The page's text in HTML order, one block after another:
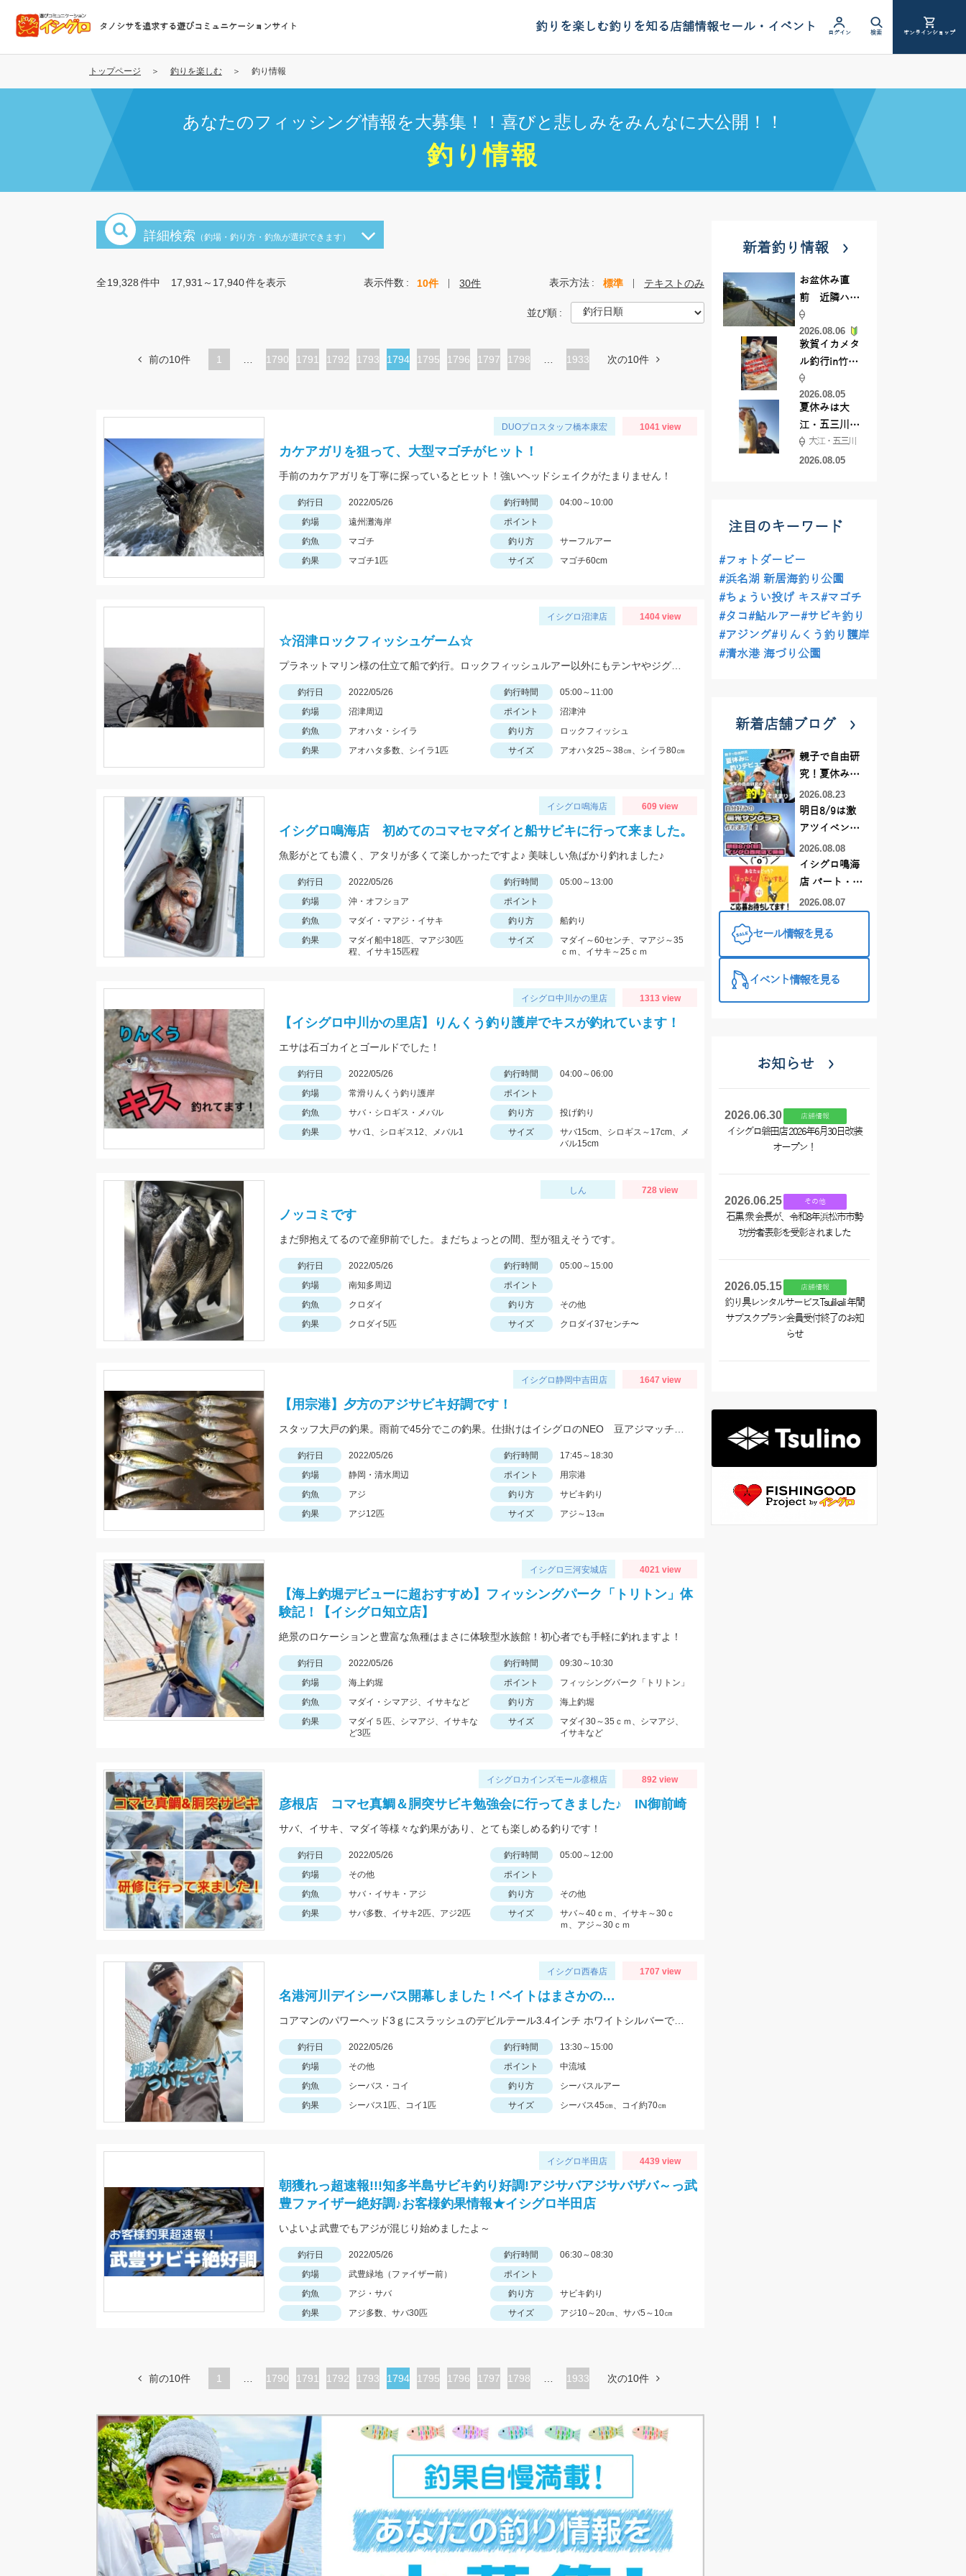
コ
テ
タノシサを追求する遊びコミュニケーションサイト 釣りを楽しむ釣りを知る店舗情報セール・イベント ログイン 検索 オンラインショップ
トップページ 釣りを楽しむ 釣り情報
あなたのフィッシング情報を大募集！！喜びと悲しみをみんなに大公開！！
釣り情報
詳細検索 （釣場・釣り方・釣魚が選択できます）
全19,328件中 17,931～17,940件を表示 表示件数 10件 30件 表示方法 標準 テキストのみ
並び順
前の10件 1
ペ
1790
ペ
1791
ペ
1792
ペ
1793
カ
ペ
1794
ペ
1795
ペ
1796
ペ
1797
ペ
1798 1933 次の10件
DUOプロスタッフ橋本康宏 1041 view
カケアガリを狙って、大型マゴチがヒット！
手前のカケアガリを丁寧に探っているとヒット！強いヘッドシェイクがたまりません！
釣行日 2022/05/26 釣行時間
04:00～10:00
釣場
遠州灘海岸
ポイント
釣魚
マゴチ 釣り方
サーフルアー
釣果
マゴチ1匹 サイズ マゴチ60cm
イシグロ沼津店 1404 view
☆沼津ロックフィッシュゲーム☆
釣行日 2022/05/26 釣行時間
05:00～11:00
釣場
沼津周辺 ポイント
沼津沖
釣魚
アオハタ・シイラ 釣り方
ロックフィッシュ
釣果
アオハタ多数、シイラ1匹 サイズ アオハタ25～38㎝、シイラ80㎝
イシグロ鳴海店 609 view
イシグロ鳴海店 初めてのコマセマダイと船サビキに行って来ました。
魚影がとても濃く、アタリが多くて楽しかったですよ♪ 美味しい魚ばかり釣れました♪
釣行日 2022/05/26 釣行時間
05:00～13:00
釣場
沖・オフショア
ポイント
釣魚
マダイ・マアジ・イサキ 釣り方
船釣り
釣果
マダイ船中18匹、マアジ30匹
程、イサキ15匹程
サイズ
マダイ～60センチ、マアジ～35
ｃｍ、イサキ～25ｃｍ
イシグロ中川かの里店 1313 view
【イシグロ中川かの里店】りんくう釣り護岸でキスが釣れています！
エサは石ゴカイとゴールドでした！
釣行日 2022/05/26 釣行時間
04:00～06:00
釣場
常滑りんくう釣り護岸
ポイント
釣魚
サバ・シロギス・メバル 釣り方
投げ釣り
釣果
サバ1、シロギス12、メバル1 サイズ
サバ15cm、シロギス～17cm、メ
バル15cm
しん 728 view
ノッコミです
まだ卵抱えてるので産卵前でした。まだちょっとの間、型が狙えそうです。
釣行日 2022/05/26 釣行時間
05:00～15:00
釣場
南知多周辺
ポイント
釣魚
クロダイ 釣り方
その他
釣果
クロダイ5匹 サイズ クロダイ37センチ〜
イシグロ静岡中吉田店 1647 view
【用宗港】夕方のアジサビキ好調です！
釣行日 2022/05/26 釣行時間
17:45～18:30
釣場
静岡・清水周辺 ポイント
用宗港
釣魚
アジ 釣り方
サビキ釣り
釣果
アジ12匹 サイズ アジ～13㎝
イシグロ三河安城店 4021 view
【海上釣堀デビューに超おすすめ】フィッシングパーク「トリトン」体
験記！【イシグロ知立店】
絶景のロケーションと豊富な魚種はまさに体験型水族館！初心者でも手軽に釣れますよ！
釣行日 2022/05/26 釣行時間
09:30～10:30
釣場
海上釣堀 ポイント
フィッシングパーク「トリトン」
釣魚
マダイ・シマアジ、イサキなど 釣り方
海上釣堀
釣果
マダイ５匹、シマアジ、イサキな
ど3匹
サイズ
マダイ30～35ｃｍ、シマアジ、
イサキなど
イシグロカインズモール彦根店 892 view
彦根店 コマセ真鯛＆胴突サビキ勉強会に行ってきました♪ IN御前崎
サバ、イサキ、マダイ等様々な釣果があり、とても楽しめる釣りです！
釣行日 2022/05/26 釣行時間
05:00～12:00
釣場
その他
ポイント
釣魚
サバ・イサキ・アジ 釣り方
その他
釣果
サバ多数、イサキ2匹、アジ2匹 サイズ
サバ～40ｃｍ、イサキ～30ｃ
ｍ、アジ～30ｃｍ
イシグロ西春店 1707 view
名港河川デイシーバス開幕しました！ベイトはまさかの…
釣行日 2022/05/26 釣行時間
13:30～15:00
釣場
その他 ポイント
中流域
釣魚
シーバス・コイ 釣り方
シーバスルアー
釣果
シーバス1匹、コイ1匹 サイズ シーバス45㎝、コイ約70㎝
イシグロ半田店 4439 view
朝獲れっ超速報!!!知多半島サビキ釣り好調!アジサバアジサバザバ～っ武
豊ファイザー絶好調♪お客様釣果情報★イシグロ半田店
いよいよ武豊でもアジが混じり始めましたよ～
釣行日 2022/05/26 釣行時間
06:30～08:30
釣場
武豊緑地（ファイザー前）
ポイント
釣魚
アジ・サバ 釣り方
サビキ釣り
釣果
アジ多数、サバ30匹 サイズ アジ10～20㎝、サバ5～10㎝
前の10件 1
ペ
1790
ペ
ジ
1791
ペ
1792
ペ
1793
カ
ト
ジ
1794
ペ
1795
ペ
1796
ペ
1797
ペ
1798 1933 次の10件
新着釣り情報
お盆休み直
前 近隣ハゼ
釣り場調査し
てきました
2026.08.06
敦賀イカメタ
ル釣行in竹宝
丸様 釣り方で
釣果が激変！
竿頭を取った
パターンと
は？
2026.08.05
夏休みは大
江・五三川で
バスフィッシ
ング♪
大江・五三川
2026.08.05
注目のキーワード
#フォトダービー
#浜名湖 新居海釣り公園
#ちょうい投げ キス#マゴチ
#タコ#鮎ルアー#サビキ釣り
#アジング#りんくう釣り護岸
#清水港 海づり公園
新着店舗ブログ
親子で自由研
究！夏休みに
釣りデビュー
2026.08.23
明日8/9は激
アツイベント
日！！！～オ
ーダー偏光グ
ラス受注会～
2026.08.08
イシグロ鳴海
店 パート・ア
ルバイトスタ
募集中！
2026.08.07
セール情報を見る
イベント情報を見る
お知らせ
2026.06.30 店舗情報
イシグロ磐田店 2026年6月30日改装
オープン！
2026.06.25 その他
石黒 衆 会長が、令和8年浜松市市勢
功労者表彰を受彰されました
2026.05.15 店舗情報
釣り具レンタルサービスTsulikali 年間
サブスクプラン会員受付終了のお知
らせ